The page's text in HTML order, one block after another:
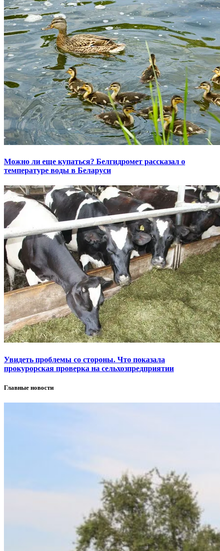
Можно ли еще купаться? Белгидромет рассказал о
температуре воды в Беларуси
Увидеть проблемы со стороны. Что показала
прокурорская проверка на сельхозпредприятии
Главные новости